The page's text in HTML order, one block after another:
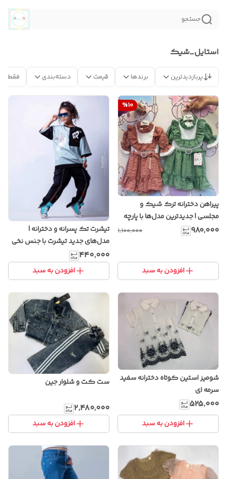
جستجو
استايل_شيك
پربازدیدترین برندها قیمت دسته‌بندی فقط
%10
پیراهن دخترانه ترک شیک و
مجلسی | جدیدترین مدل‌ها با پارچه
باکیفیت
۹۸۰٬۰۰۰ ۱٬۱۰۰٬۰۰۰
افزودن به سبد
تیشرت تک پسرانه و دخترانه |
مدل‌های جدید تیشرت با جنس نخی
و طرح‌های خاص
۴۴۰٬۰۰۰
افزودن به سبد
شومیز استین کوتاه دخترانه سفید
سرمه ای
۵۲۵٬۰۰۰
افزودن به سبد
ست کت و شلوار جین
۲٬۴۸۰٬۰۰۰
افزودن به سبد